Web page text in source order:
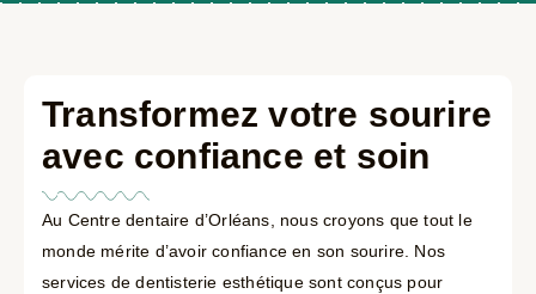
Transformez votre sourire
avec confiance et soin
Au Centre dentaire d’Orléans, nous croyons que tout le
monde mérite d’avoir confiance en son sourire. Nos
services de dentisterie esthétique sont conçus pour